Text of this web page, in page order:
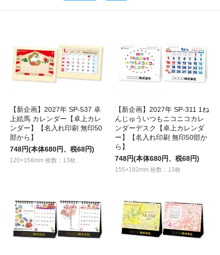
【新企画】2027年 SP-537 卓
上絵馬 カレンダー【卓上カレ
ンダー】【名入れ印刷 無印50
部から】
748円(本体680円、税68円)
120×156mm 枚数：13枚
【新企画】2027年 SP-311 1ね
んじゅういつもニコニコカレ
ンダーデスク【卓上カレンダ
ー】【名入れ印刷 無印50部か
ら】
748円(本体680円、税68円)
155×182mm 枚数：13枚